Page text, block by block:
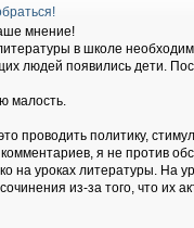
мнение!
в школе
людей появились дети.
малость.
проводить политику,
я не против
на уроках литературы. На
из-за того, что